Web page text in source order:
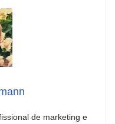
de marketing e